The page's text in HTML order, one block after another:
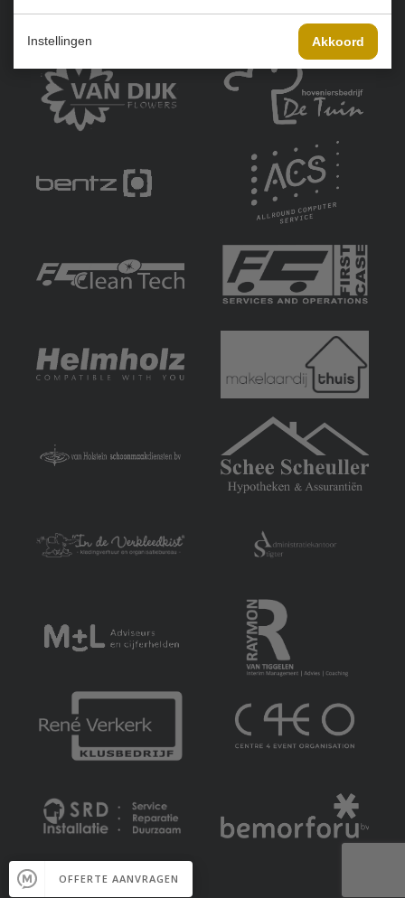
Instellingen Akkoord